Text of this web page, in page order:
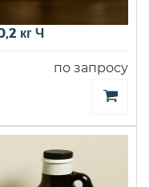
кг Ч
по запросу